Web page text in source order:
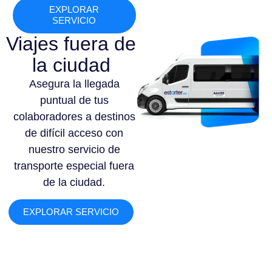
EXPLORAR
SERVICIO
Viajes fuera de
la ciudad
Asegura la llegada
puntual de tus
colaboradores a destinos
de difícil acceso con
nuestro servicio de
transporte especial fuera
de la ciudad.
EXPLORAR SERVICIO